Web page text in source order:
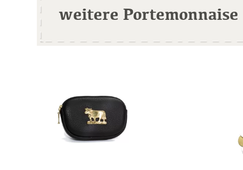
weitere Portemonnaise